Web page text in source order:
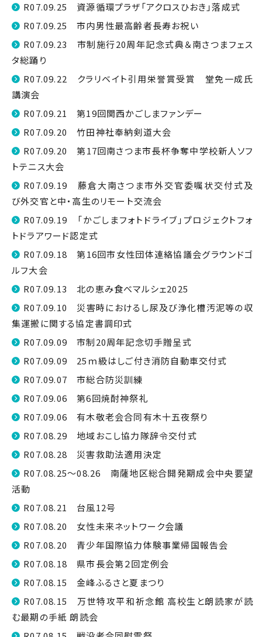
R07.09.25 資源循環プラザ「アクロスひおき」落成式
R07.09.25 市内男性最高齢者長寿お祝い
R07.09.23 市制施行20周年記念式典＆南さつまフェス
タ総踊り
R07.09.22 クラリベイト引用栄誉賞受賞 堂免一成氏
講演会
R07.09.21 第19回関西かごしまファンデー
R07.09.20 竹田神社奉納剣道大会
R07.09.20 第17回南さつま市長杯争奪中学校新人ソフ
トテニス大会
R07.09.19 藤倉大南さつま市外交官委嘱状交付式及
び外交官と中・高生のリモート交流会
R07.09.19 「かごしまフォトドライブ」プロジェクトフォ
トドラアワード認定式
R07.09.18 第16回市女性団体連絡協議会グラウンドゴ
ルフ大会
R07.09.13 北の恵み食べマルシェ2025
R07.09.10 災害時におけるし尿及び浄化槽汚泥等の収
集運搬に関する協定書調印式
R07.09.09 市制20周年記念切手贈呈式
R07.09.09 25ｍ級はしご付き消防自動車交付式
R07.09.07 市総合防災訓練
R07.09.06 第6回焼酎神祭礼
R07.09.06 有木敬老会合同有木十五夜祭り
R07.08.29 地域おこし協力隊辞令交付式
R07.08.28 災害救助法適用決定
R07.08.25～08.26 南薩地区総合開発期成会中央要望
活動
R07.08.21 台風12号
R07.08.20 女性未来ネットワーク会議
R07.08.20 青少年国際協力体験事業帰国報告会
R07.08.18 県市長会第２回定例会
R07.08.15 金峰ふるさと夏まつり
R07.08.15 万世特攻平和祈念館 高校生と朗読家が読
む最期の手紙 朗読会